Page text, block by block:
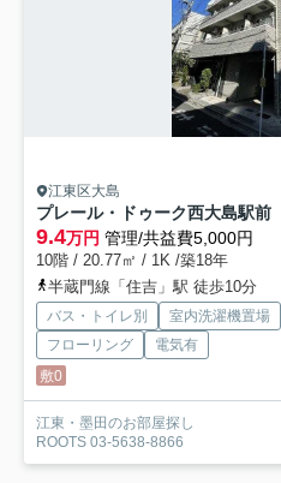
江東区大島
プレール・ドゥーク西大島駅前
9.4万円 管理/共益費5,000円
10階 / 20.77㎡ / 1K /築18年
半蔵門線「住吉」駅 徒歩10分
バス・トイレ別 室内洗濯機置場
フローリング
電気有
敷0
江東・墨田のお部屋探し
ROOTS 03-5638-8866